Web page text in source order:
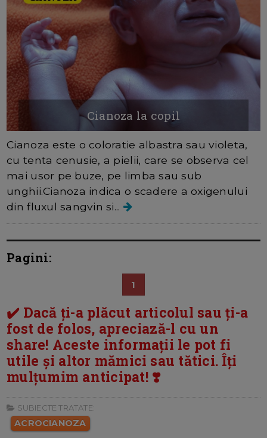
Cianoza la copil
Cianoza este o coloratie albastra sau violeta,
cu tenta cenusie, a pielii, care se observa cel
mai usor pe buze, pe limba sau sub
unghii.Cianoza indica o scadere a oxigenului
din fluxul sangvin si...
Pagini:
1
✔️ Dacă ți-a plăcut articolul sau ți-a
fost de folos, apreciază-l cu un
share! Aceste informații le pot fi
utile și altor mămici sau tătici. Îți
mulțumim anticipat! ❣️
SUBIECTE TRATATE:
ACROCIANOZA